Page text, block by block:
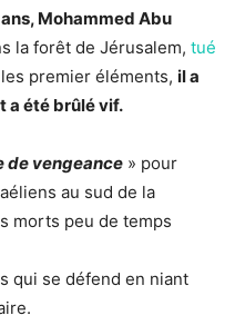
Mohammed Abu
la forêt de Jérusalem, tué
premier éléments, il a
a été brûlé vif.
de vengeance » pour
au sud de la
morts peu de temps
qui se défend en niant